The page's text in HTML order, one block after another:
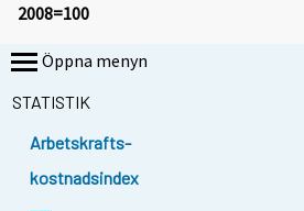
2008=100
Öppna menyn
STATISTIK
Arbetskrafts-
kostnadsindex